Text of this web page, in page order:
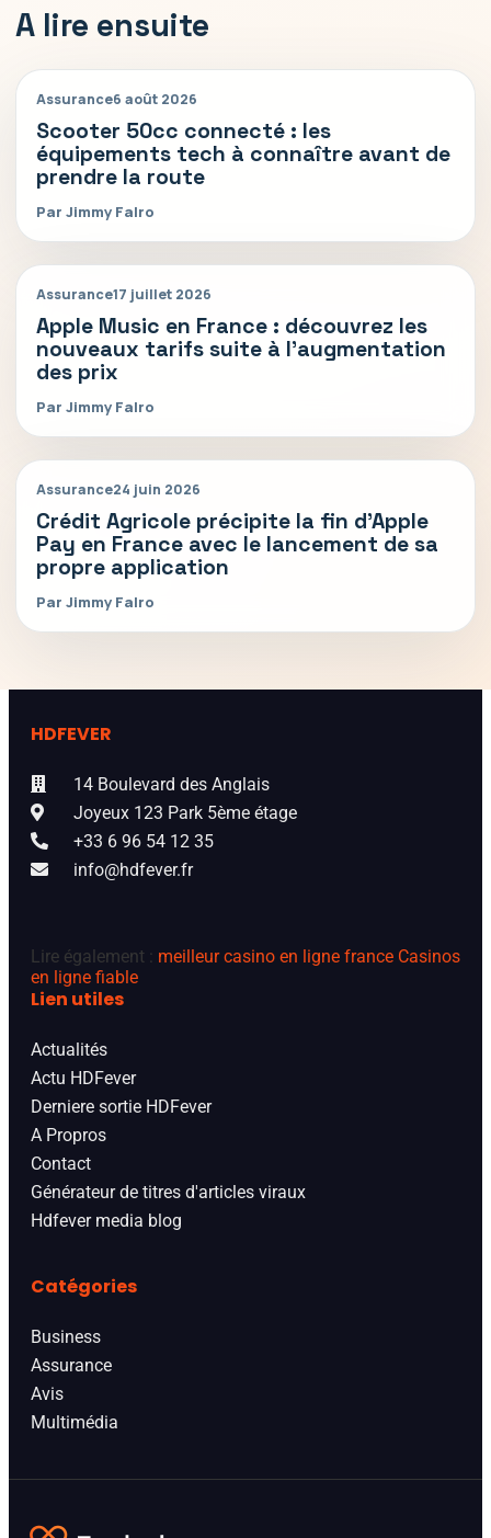
A lire ensuite
Assurance6 août 2026
Scooter 50cc connecté : les
équipements tech à connaître avant de
prendre la route
Par Jimmy Falro
Assurance17 juillet 2026
Apple Music en France : découvrez les
nouveaux tarifs suite à l’augmentation
des prix
Par Jimmy Falro
Assurance24 juin 2026
Crédit Agricole précipite la fin d’Apple
Pay en France avec le lancement de sa
propre application
Par Jimmy Falro
HDFEVER
14 Boulevard des Anglais
Joyeux 123 Park 5ème étage
+33 6 96 54 12 35
info@hdfever.fr
Lire également : meilleur casino en ligne france Casinos
en ligne fiable
Lien utiles
Actualités
Actu HDFever
Derniere sortie HDFever
A Propros
Contact
Générateur de titres d'articles viraux
Hdfever media blog
Catégories
Business
Assurance
Avis
Multimédia